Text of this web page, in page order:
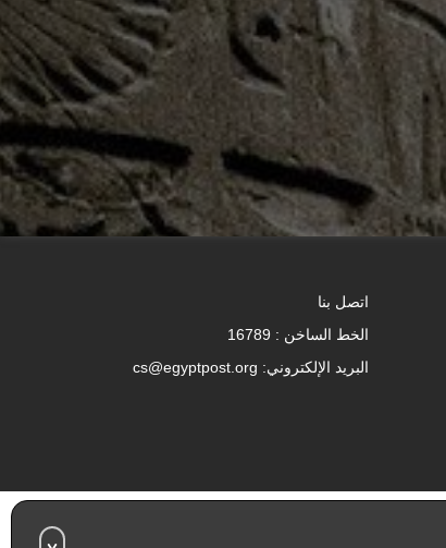
اتصل بنا
الخط الساخن : 16789
البريد الإلكتروني: cs@egyptpost.org